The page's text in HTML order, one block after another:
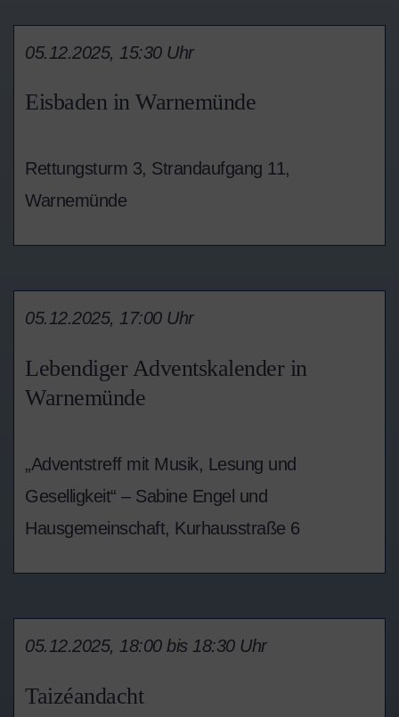
Eisbaden in Warnemünde
05.12.2025, 15:30 Uhr
Rettungsturm 3, Strandaufgang 11,
Warnemünde
Lebendiger Adventskalender in
Warnemünde
05.12.2025, 17:00 Uhr
„Adventstreff mit Musik, Lesung und
Geselligkeit“ – Sabine Engel und
Hausgemeinschaft, Kurhausstraße 6
Taizéandacht
05.12.2025, 18:00 bis 18:30 Uhr